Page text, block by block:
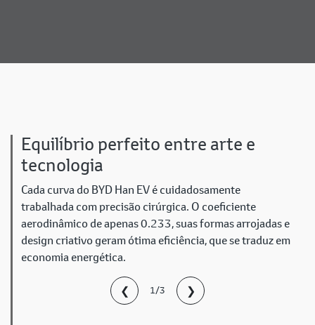
Equilíbrio perfeito entre arte e
tecnologia
Cada curva do BYD Han EV é cuidadosamente
trabalhada com precisão cirúrgica. O coeficiente
aerodinâmico de apenas 0.233, suas formas arrojadas e
design criativo geram ótima eficiência, que se traduz em
economia energética.
❮ 1/3 ❯